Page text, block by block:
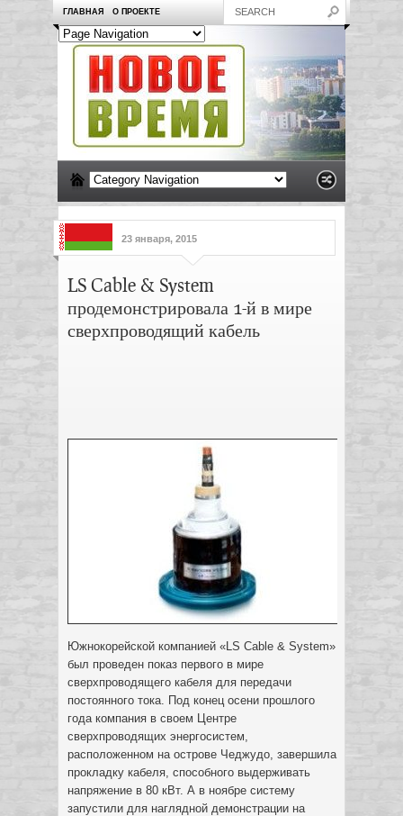
ГЛАВНАЯ О ПРОЕКТЕ
23 января, 2015
LS Cable & System
продемонстрировала 1-й в мире
сверхпроводящий кабель
Южнокорейской компанией «LS Cable & System»
был проведен показ первого в мире
сверхпроводящего кабеля для передачи
постоянного тока. Под конец осени прошлого
года компания в своем Центре
сверхпроводящих энергосистем,
расположенном на острове Чеджудо, завершила
прокладку кабеля, способного выдерживать
напряжение в 80 кВт. А в ноябре систему
запустили для наглядной демонстрации на